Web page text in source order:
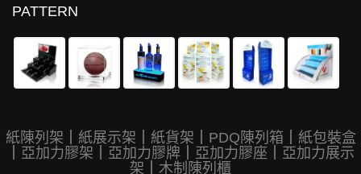
PATTERN
紙陳列架 紙展示架 紙貨架 PDQ陳列箱
紙包裝盒
亞加力膠架 亞加力膠牌 亞加力膠座
亞加力展示
架
木制陳列櫃